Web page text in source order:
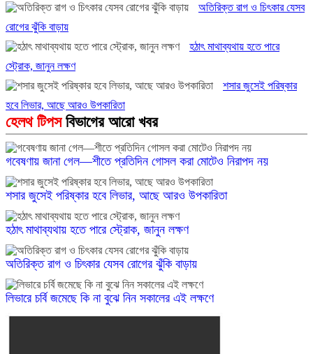
অতিরিক্ত রাগ ও চিৎকার যেসব
রোগের ঝুঁকি বাড়ায়
হঠাৎ মাথাব্যথায় হতে পারে
স্ট্রোক, জানুন লক্ষণ
শসার জুসেই পরিষ্কার
হবে লিভার, আছে আরও উপকারিতা
হেলথ টিপসবিভাগের আরো খবর
গবেষণায় জানা গেল—শীতে প্রতিদিন গোসল করা মোটেও নিরাপদ নয়
শসার জুসেই পরিষ্কার হবে লিভার, আছে আরও উপকারিতা
হঠাৎ মাথাব্যথায় হতে পারে স্ট্রোক, জানুন লক্ষণ
অতিরিক্ত রাগ ও চিৎকার যেসব রোগের ঝুঁকি বাড়ায়
লিভারে চর্বি জমেছে কি না বুঝে নিন সকালের এই লক্ষণে